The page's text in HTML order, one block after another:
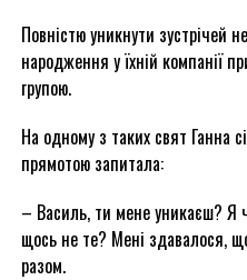
Повністю уникнути зустрічей
народження у їхній компанії
групою.
На одному з таких свят Ганна
прямотою запитала:
– Василь, ти мене уникаєш? Я
щось не те? Мені здавалося,
разом.